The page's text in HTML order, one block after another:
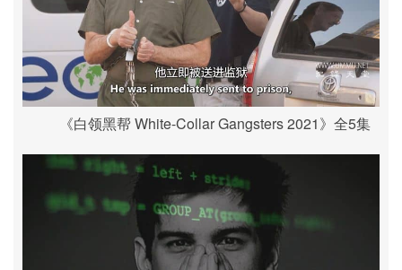
《白领黑帮 White-Collar Gangsters 2021》全5集